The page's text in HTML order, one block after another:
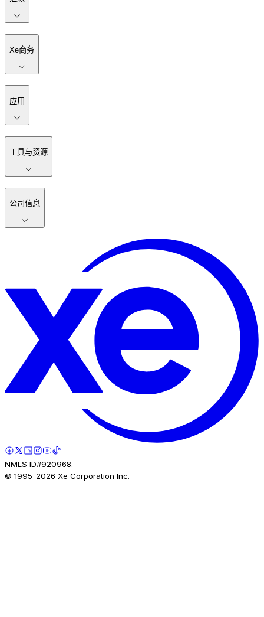
Xe商务
应用
工具与资源
公司信息
NMLS ID#920968.
© 1995-2026 Xe Corporation Inc.